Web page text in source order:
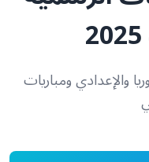
والإعدادي ومباريات